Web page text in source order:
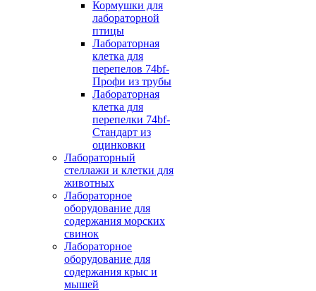
Кормушки для
лабораторной
птицы
Лабораторная
клетка для
перепелов 74bf-
Профи из трубы
Лабораторная
клетка для
перепелки 74bf-
Стандарт из
оцинковки
Лабораторный
стеллажи и клетки для
животных
Лабораторное
оборудование для
содержания морских
свинок
Лабораторное
оборудование для
содержания крыс и
мышей